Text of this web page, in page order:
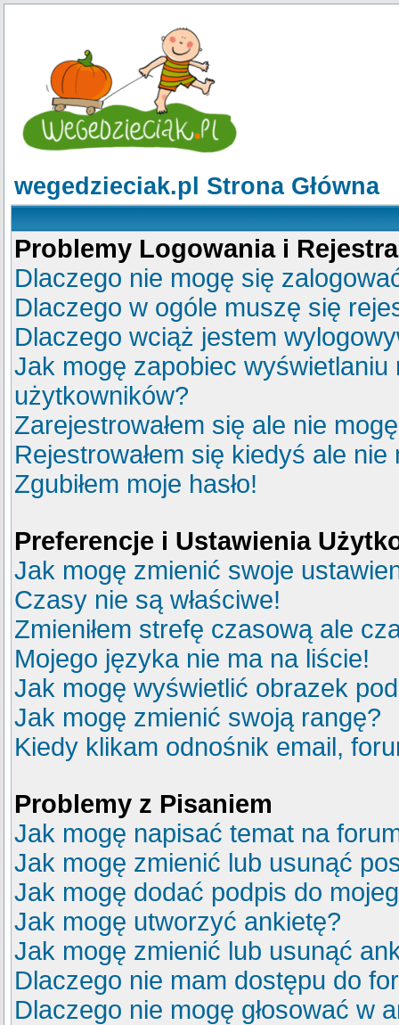
wegedzieciak.pl Strona Główna
Problemy Logowania i
Dlaczego nie mogę się
Dlaczego w ogóle muszę się
Dlaczego wciąż jestem
Jak mogę zapobiec
użytkowników?
Zarejestrowałem się ale nie
Rejestrowałem się kiedyś ale
Zgubiłem moje hasło!
Preferencje i Ustawienia
Jak mogę zmienić swoje
Czasy nie są właściwe!
Zmieniłem strefę czasową ale
Mojego języka nie ma na liście!
Jak mogę wyświetlić obrazek
Jak mogę zmienić swoją rangę?
Kiedy klikam odnośnik email,
Problemy z Pisaniem
Jak mogę napisać temat na
Jak mogę zmienić lub usunąć
Jak mogę dodać podpis do
Jak mogę utworzyć ankietę?
Jak mogę zmienić lub usunąć
Dlaczego nie mam dostępu do
Dlaczego nie mogę głosować w